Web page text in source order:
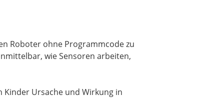
Roboter ohne Programmcode zu
wie Sensoren arbeiten,
Ursache und Wirkung in